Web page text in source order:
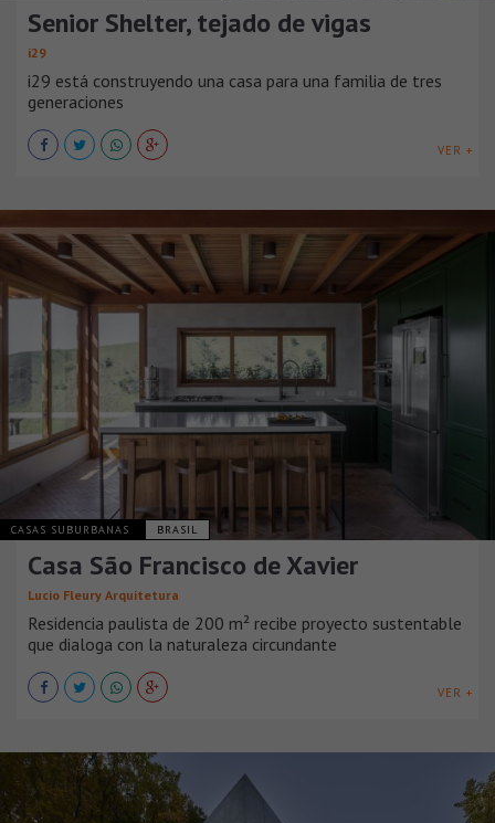
Senior Shelter, tejado de vigas
i29
i29 está construyendo una casa para una familia de tres
generaciones
VER +
CASAS SUBURBANAS BRASIL
Casa São Francisco de Xavier
Lucio Fleury Arquitetura
Residencia paulista de 200 m² recibe proyecto sustentable
que dialoga con la naturaleza circundante
VER +